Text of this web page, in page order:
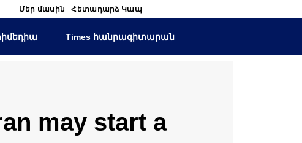
Մեր մասին Հետադարձ Կապ
Times հանրագիտարան
may start a